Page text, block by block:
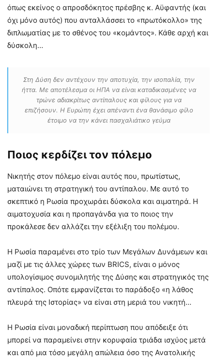
όπως εκείνος ο απροσδόκητος πρέσβης κ. Αϋφαντής (και
όχι μόνο αυτός) που ανταλλάσσει το «πρωτόκολλο» της
διπλωματίας με το σθένος του «κομάντος». Κάθε αρχή και
δύσκολη…
Στη Δύση δεν αντέχουν την αποτυχία, την ισοπαλία, την
ήττα. Με αποτέλεσμα οι ΗΠΑ να είναι καταδικασμένες να
τρώνε αδιακρίτως αντίπαλους και φίλους για να
επιζήσουν. Η Ευρώπη έχει απέναντι ένα θανάσιμο φίλο
έτοιμο να την κάνει πασχαλιάτικο γεύμα
Ποιος κερδίζει τον πόλεμο
Νικητής στον πόλεμο είναι αυτός που, πρωτίστως,
ματαιώνει τη στρατηγική του αντίπαλου. Με αυτό το
σκεπτικό η Ρωσία προχωράει δύσκολα και αιματηρά. Η
αιματοχυσία και η προπαγάνδα για το ποιος την
προκάλεσε δεν αλλάζει την εξέλιξη του πολέμου.
Η Ρωσία παραμένει στο τρίο των Μεγάλων Δυνάμεων και
μαζί με τις άλλες χώρες των BRICS, είναι ο μόνος
υπολογίσιμος συνομιλητής της Δύσης και στρατηγικός της
αντίπαλος. Οπότε εμφανίζεται το παράδοξο «η λάθος
πλευρά της Ιστορίας» να είναι στη μεριά του νικητή…
Η Ρωσία είναι μοναδική περίπτωση που απόδειξε ότι
μπορεί να παραμείνει στην κορυφαία τριάδα ισχύος μετά
και από μια τόσο μεγάλη απώλεια όσο της Ανατολικής